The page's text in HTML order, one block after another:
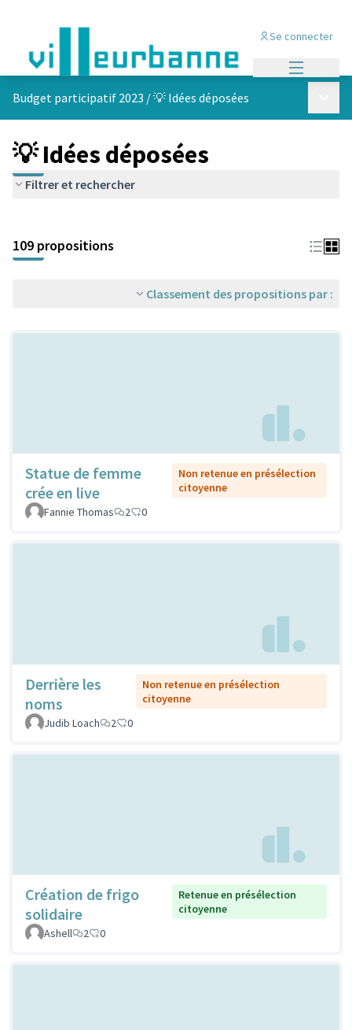
Se connecter
Budget participatif 2023 /💡 Idées déposées
💡 Idées déposées
Filtrer et rechercher
+
−
109 propositions
Classement des propositions par :
Statue de femme
crée en live
Non retenue en présélection
citoyenne
Fannie Thomas
2 0
Derrière les
noms
Non retenue en présélection
citoyenne
Judib Loach
2 0
Création de frigo
solidaire
Retenue en présélection
citoyenne
Ashell
2 0